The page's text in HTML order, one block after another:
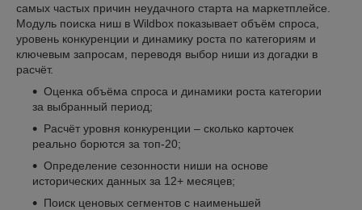
самых частых причин неудачного старта на маркетплейсе.
Модуль поиска ниш в Wildbox показывает объём спроса,
уровень конкуренции и динамику роста по категориям и
ключевым запросам, переводя выбор ниши из догадки в
расчёт.
Оценка объёма спроса и динамики роста категории
за выбранный период;
Расчёт уровня конкуренции – сколько карточек
реально борются за топ-20;
Определение сезонности ниши на основе
исторических данных за 12+ месяцев;
Поиск ценовых сегментов с наименьшей